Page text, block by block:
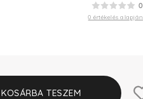
0
0 értékelés alapján
KOSÁRBA TESZEM